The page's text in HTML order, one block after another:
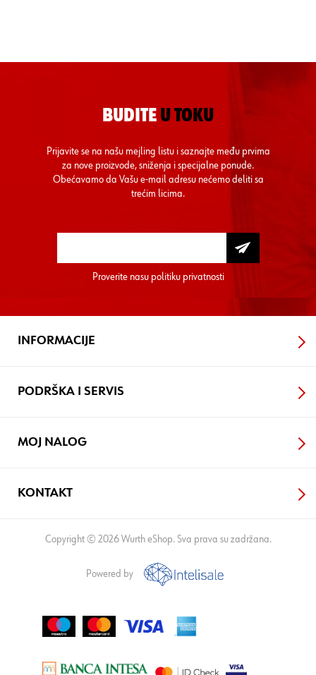
BUDITE U TOKU
Prijavite se na našu mejling listu i saznajte među prvima
za nove proizvode, sniženja i specijalne ponude.
Obećavamo da Vašu e-mail adresu nećemo deliti sa
trećim licima.
Proverite nasu politiku privatnosti
INFORMACIJE
PODRŠKA I SERVIS
MOJ NALOG
KONTAKT
Copyright © 2026 Wurth eShop. Sva prava su zadržana.
Powered by